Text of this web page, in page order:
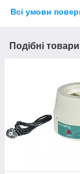
Всі умови
Подібні